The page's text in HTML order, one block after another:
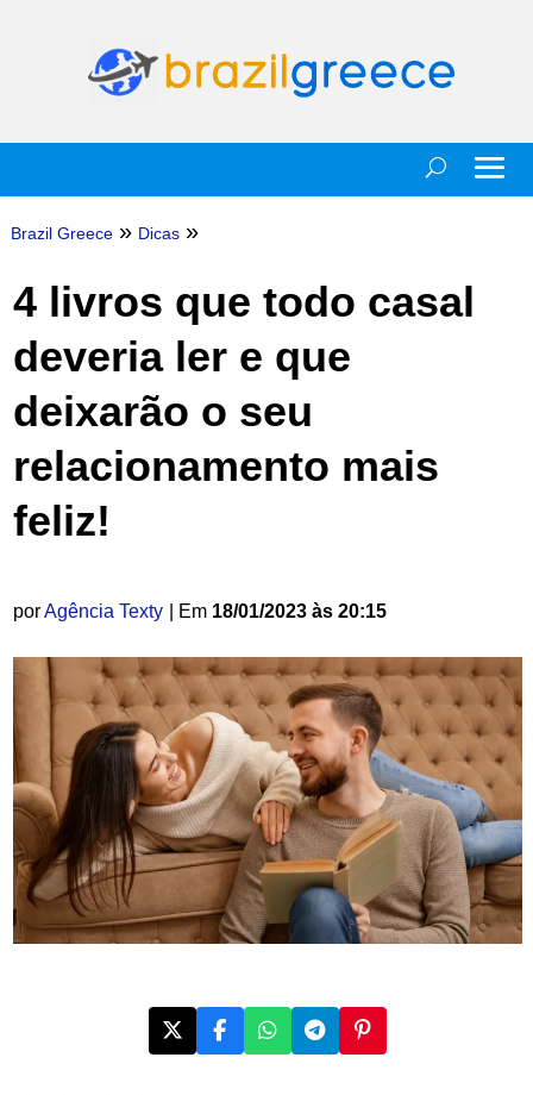
Brazil Greece » Dicas »
4 livros que todo casal
deveria ler e que
deixarão o seu
relacionamento mais
feliz!
porAgência Texty | Em 18/01/2023 às 20:15